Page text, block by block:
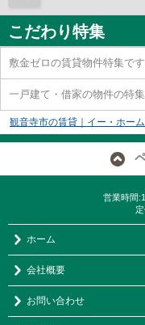
こだわり特集
敷金ゼロの賃貸物件特集です
一戸建て・借家の物件の特集
観音寺市の賃貸｜イー・ホー
営業時間
ホーム
会社概要
お問い合わせ